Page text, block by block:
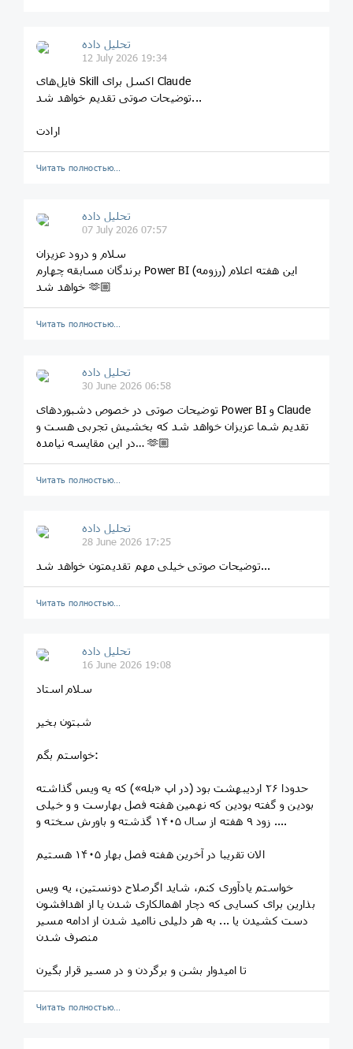
تحلیل داده
12 July 2026 19:34
فایل‌های Skill اکسل برای Claude
توضیحات صوتی تقدیم خواهد شد...
ارادت
Читать полностью…
تحلیل داده
07 July 2026 07:57
سلام و درود عزیزان
برندگان مسابقه چهارم Power BI (رزومه) این هفته اعلام
خواهد شد 🫶🏼
Читать полностью…
تحلیل داده
30 June 2026 06:58
توضیحات صوتی در خصوص دشبورد‌های Power BI و Claude
تقدیم شما عزیزان خواهد شد که بخشیش تجربی هست و
در این مقایسه نیامده… 🫶🏼
Читать полностью…
تحلیل داده
28 June 2026 17:25
توضیحات صوتی خیلی مهم تقدیمتون خواهد شد...
Читать полностью…
تحلیل داده
16 June 2026 19:08
سلام استاد
شبتون بخیر
خواستم بگم:
حدودا ۲۶ اردیبهشت بود (در اپ «بله») که یه ویس گذاشته
بودین و گفته بودین که نهمین هفته فصل بهارست و و خیلی
زود ۹ هفته از سال ۱۴۰۵ گذشته و باورش سخته و ....
الان تقریبا در آخرین هفته فصل بهار ۱۴۰۵ هستیم
خواستم یادآوری کنم، شاید اگرصلاح دونستین، یه ویس
بذارین برای کسایی که دچار اهمالکاری شدن یا از اهدافشون
دست کشیدن یا ... به هر دلیلی ناامید شدن از ادامه مسیر
منصرف شدن
تا امیدوار بشن و برگردن و در مسیر قرار بگیرن
Читать полностью…